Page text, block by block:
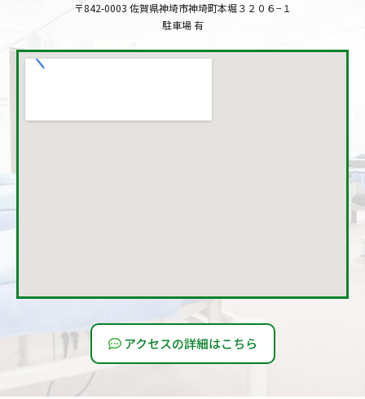
〒842-0003 佐賀県神埼市神埼町本堀３２０６−１
駐車場 有
アクセスの詳細はこちら